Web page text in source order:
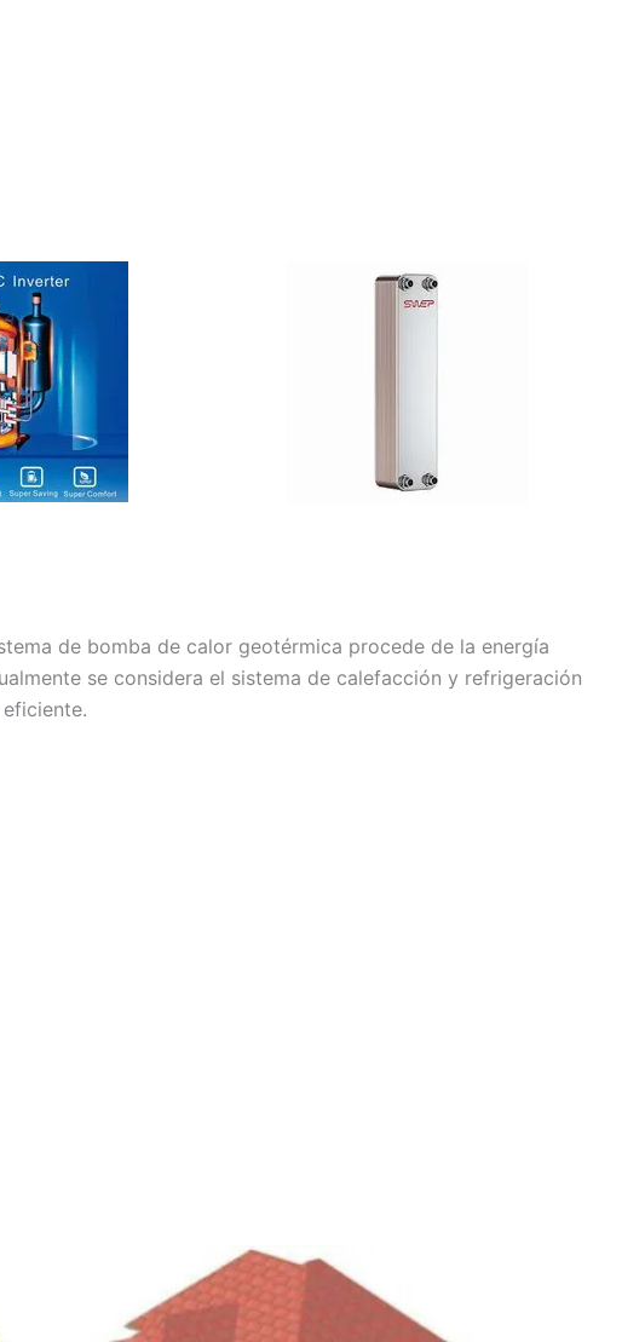
de bomba de calor geotérmica procede de la energía
se considera el sistema de calefacción y refrigeración